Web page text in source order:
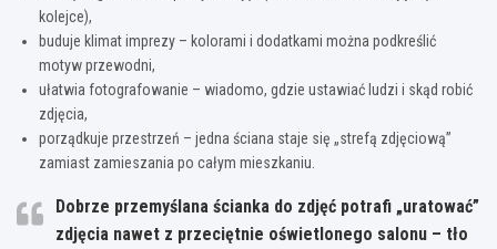
kolejce),
buduje klimat imprezy – kolorami i dodatkami można podkreślić
motyw przewodni,
ułatwia fotografowanie – wiadomo, gdzie ustawiać ludzi i skąd robić
zdjęcia,
porządkuje przestrzeń – jedna ściana staje się „strefą zdjęciową”
zamiast zamieszania po całym mieszkaniu.
Dobrze przemyślana ścianka do zdjęć potrafi „uratować”
zdjęcia nawet z przeciętnie oświetlonego salonu – tło